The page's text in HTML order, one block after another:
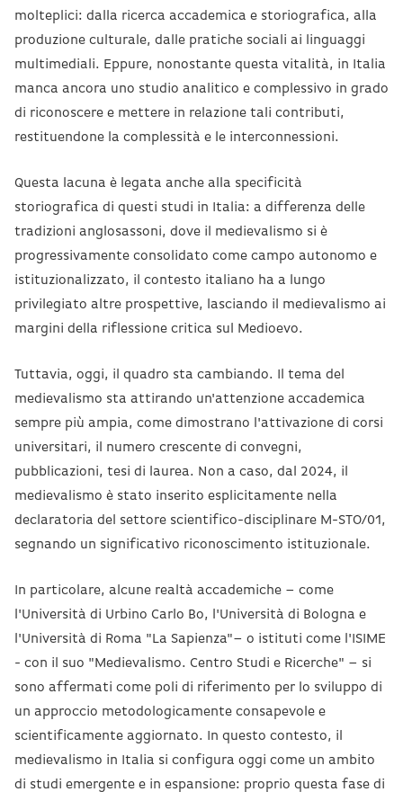
molteplici: dalla ricerca accademica e storiografica, alla
produzione culturale, dalle pratiche sociali ai linguaggi
multimediali. Eppure, nonostante questa vitalità, in Italia
manca ancora uno studio analitico e complessivo in grado
di riconoscere e mettere in relazione tali contributi,
restituendone la complessità e le interconnessioni.
Questa lacuna è legata anche alla specificità
storiografica di questi studi in Italia: a differenza delle
tradizioni anglosassoni, dove il medievalismo si è
progressivamente consolidato come campo autonomo e
istituzionalizzato, il contesto italiano ha a lungo
privilegiato altre prospettive, lasciando il medievalismo ai
margini della riflessione critica sul Medioevo.
Tuttavia, oggi, il quadro sta cambiando. Il tema del
medievalismo sta attirando un'attenzione accademica
sempre più ampia, come dimostrano l'attivazione di corsi
universitari, il numero crescente di convegni,
pubblicazioni, tesi di laurea. Non a caso, dal 2024, il
medievalismo è stato inserito esplicitamente nella
declaratoria del settore scientifico-disciplinare M-STO/01,
segnando un significativo riconoscimento istituzionale.
In particolare, alcune realtà accademiche – come
l'Università di Urbino Carlo Bo, l'Università di Bologna e
l'Università di Roma "La Sapienza"– o istituti come l'ISIME
- con il suo "Medievalismo. Centro Studi e Ricerche" – si
sono affermati come poli di riferimento per lo sviluppo di
un approccio metodologicamente consapevole e
scientificamente aggiornato. In questo contesto, il
medievalismo in Italia si configura oggi come un ambito
di studi emergente e in espansione: proprio questa fase di